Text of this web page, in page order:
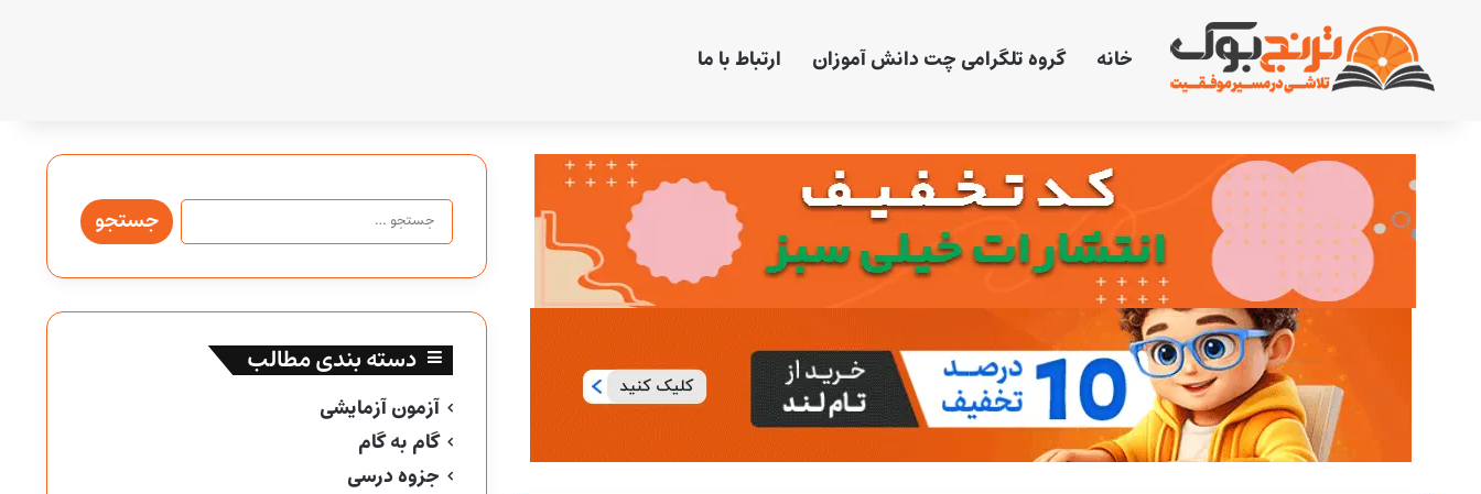
خانه گروه تلگرامی چت دانش آموزان ارتباط با ما
جستجو
برای:
دسته بندی مطالب
آزمون آزمایشی
گام به گام
جزوه درسی